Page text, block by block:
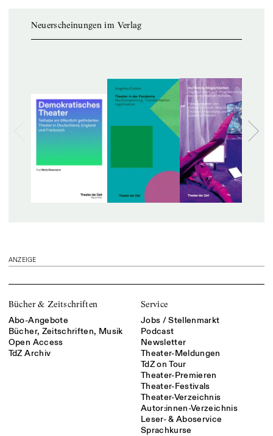
Neuerscheinungen im Verlag
ANZEIGE
Bücher & Zeitschriften
Abo-Angebote
Bücher, Zeitschriften, Musik
Open Access
TdZ Archiv
Service
Jobs / Stellenmarkt
Podcast
Newsletter
Theater-Meldungen
TdZ on Tour
Theater-Premieren
Theater-Festivals
Theater-Verzeichnis
Autor:innen-Verzeichnis
Leser- & Aboservice
Sprachkurse